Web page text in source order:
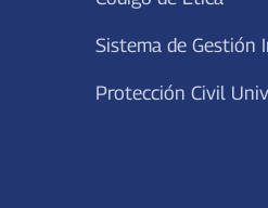
Sistema de Gestión
Protección Civil